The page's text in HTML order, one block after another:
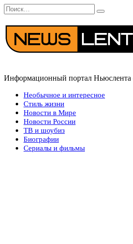
Перейти
к
содержанию
Search
for:
Информационный портал
Необычное и интересное
Стиль жизни
Новости в Мире
Новости России
ТВ и шоубиз
Биографии
Сериалы и фильмы